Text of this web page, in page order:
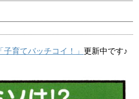
「子育てバッチコイ！」 更新中です♪